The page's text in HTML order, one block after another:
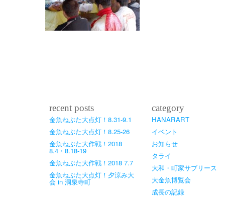
recent posts
金魚ねぶた大点灯！8.31-9.1
金魚ねぶた大点灯！8.25-26
金魚ねぶた大作戦！2018
8.4・8.18-19
金魚ねぶた大作戦！2018 7.7
金魚ねぶた大点灯！夕涼み大
会 in 洞泉寺町
category
HANARART
イベント
お知らせ
タライ
大和・町家サブリース
大金魚博覧会
成長の記録